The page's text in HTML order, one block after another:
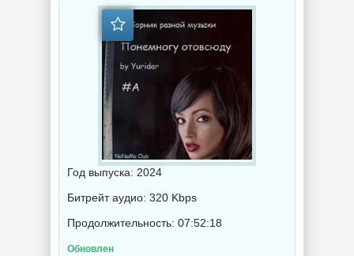
Год выпуска: 2024
Битрейт аудио: 320 Kbps
Продолжительность: 07:52:18
Обновлен